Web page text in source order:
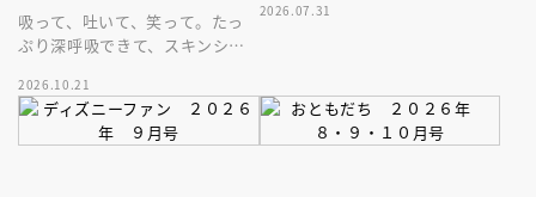
吸って、吐いて、笑って。たっ
ぷり深呼吸できて、スキンシッ
家、キボリノコンノ初のファー
ストブック。
2026.10.21
2026.07.31